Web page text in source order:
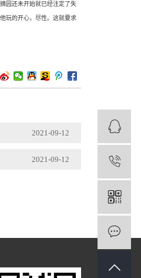
园还未开始就已经注定了失
玩的开心，尽性。这就要求
2021-09-12
2021-09-12